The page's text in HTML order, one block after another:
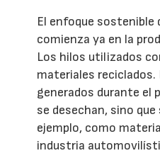
El enfoque sostenible
comienza ya en la
Los hilos utilizados
materiales
generados durante el
se desechan, sino
ejemplo, como
industria